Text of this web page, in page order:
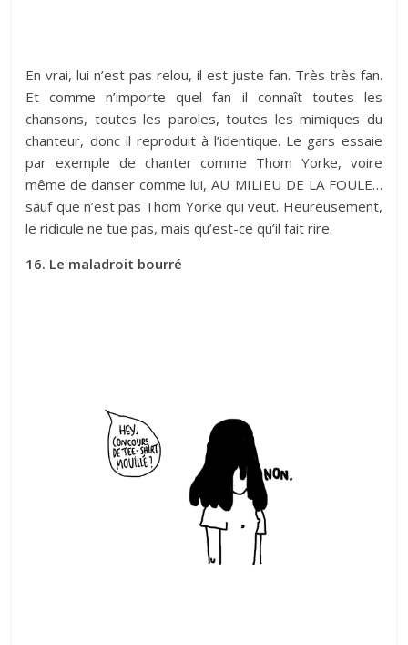
En vrai, lui n’est pas relou, il est juste fan. Très très fan.
Et comme n’importe quel fan il connaît toutes les
chansons, toutes les paroles, toutes les mimiques du
chanteur, donc il reproduit à l’identique. Le gars essaie
par exemple de chanter comme Thom Yorke, voire
même de danser comme lui, AU MILIEU DE LA FOULE…
sauf que n’est pas Thom Yorke qui veut. Heureusement,
le ridicule ne tue pas, mais qu’est-ce qu’il fait rire.
16. Le maladroit bourré